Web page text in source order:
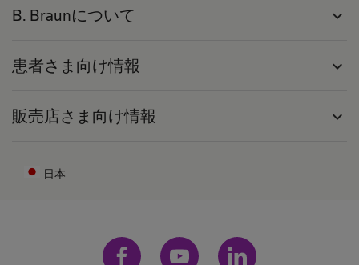
B. Braunについて expand_more
患者さま向け情報 expand_more
販売店さま向け情報 expand_more
日本